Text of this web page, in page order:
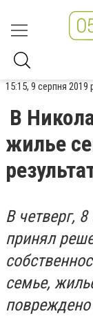
15:15, 9 серпня 2019
В
жилье
В четверг, 8
принял
семье,
повреждено